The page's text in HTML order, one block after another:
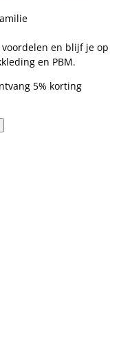
en blijf je op
en PBM.
5% korting